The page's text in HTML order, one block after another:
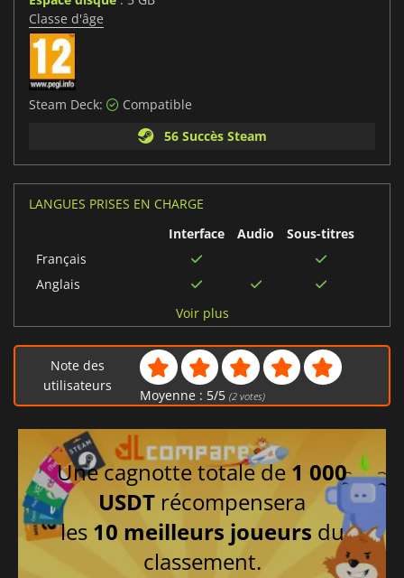
Classe d'âge
Steam Deck:
Compatible
56 Succès Steam
LANGUES PRISES EN CHARGE
Interface
Audio
Sous-titres
Français
Anglais
Espagnol
Tchèque
Chinois simplifié
Coréen
Japonais
Italien
Turc
Chinois traditionnel
Voir plus
Note des
utilisateurs
Moyenne : 5/5 (2votes)
Une cagnotte totale de 1 000
USDT récompensera
les 10 meilleurs joueurs du
classement.